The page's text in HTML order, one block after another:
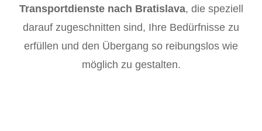
Transportdienste nach Bratislava, die speziell
darauf zugeschnitten sind, Ihre Bedürfnisse zu
erfüllen und den Übergang so reibungslos wie
möglich zu gestalten.